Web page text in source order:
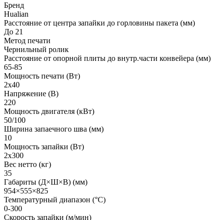
Бренд
Hualian
Расстояние от центра запайки до горловины пакета (мм)
До 21
Метод печати
Чернильный ролик
Расстояние от опорной плиты до внутр.части конвейера (мм)
65-85
Мощность печати (Вт)
2х40
Напряжение (В)
220
Мощность двигателя (кВт)
50/100
Ширина запаечного шва (мм)
10
Мощность запайки (Вт)
2х300
Вес нетто (кг)
35
Габариты (Д×Ш×В) (мм)
954×555×825
Температурный диапазон (°С)
0-300
Скорость запайки (м/мин)